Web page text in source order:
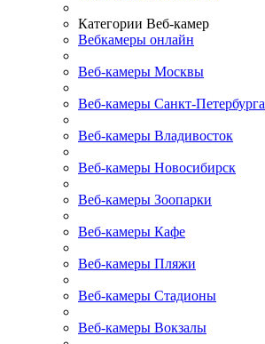
Категории Веб-камер
Вебкамеры онлайн
Веб-камеры Москвы
Веб-камеры Санкт-Петербурга
Веб-камеры Владивосток
Веб-камеры Новосибирск
Веб-камеры Зоопарки
Веб-камеры Кафе
Веб-камеры Пляжи
Веб-камеры Стадионы
Веб-камеры Вокзалы